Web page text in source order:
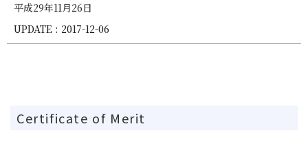
平成29年11月26日
UPDATE : 2017-12-06
Certificate of Merit